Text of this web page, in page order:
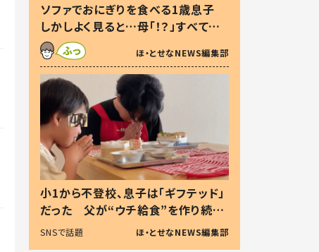
ソファでおにぎりを食べる1歳息子
しかしよく見ると…母「！？」すべてを
察した母の投稿に「可愛いから許
す！」「現行犯〜」
ほ・とせなNEWS編集部
小1から不登校、息子は「ギフテッド」
だった 父が“ウチ給食”を作り続け
る理由とは #令和の親 #令和の子
SNSで話題 ほ・とせなNEWS編集部